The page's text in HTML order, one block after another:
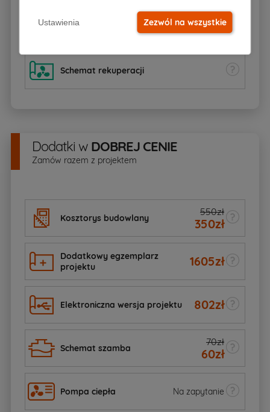
BIOZ
Schemat rekuperacji
Dodatki w DOBREJ CENIE
Zamów razem z projektem
Kosztorys budowlany
550zł
350zł
Dodatkowy egzemplarz
projektu
1605zł
Elektroniczna wersja projektu 802zł
Schemat szamba
70zł
60zł
Pompa ciepła Na zapytanie
Ustawienia Zezwól na wszystkie